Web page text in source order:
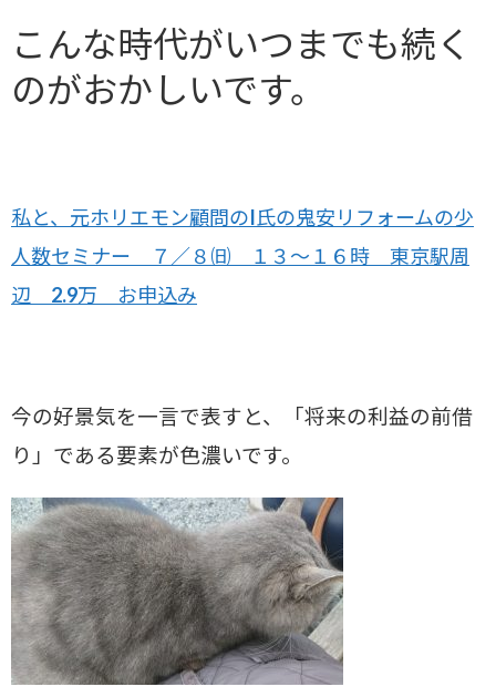
こんな時代がいつまでも続く
のがおかしいです。
私と、元ホリエモン顧問のI氏の鬼安リフォームの少
人数セミナー ７／８㈰ １３～１６時 東京駅周
辺 2.9万 お申込み
今の好景気を一言で表すと、「将来の利益の前借
り」である要素が色濃いです。